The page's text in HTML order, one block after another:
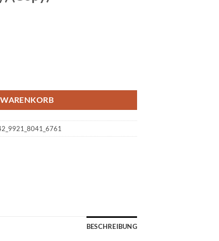
BESCHREIBUNG